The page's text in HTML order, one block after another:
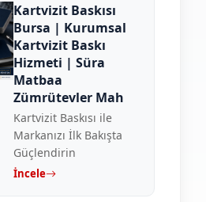
Kartvizit Baskısı
Bursa | Kurumsal
Kartvizit Baskı
Hizmeti | Süra
Matbaa
Zümrütevler Mah
Kartvizit Baskısı ile
Markanızı İlk Bakışta
Güçlendirin
İncele